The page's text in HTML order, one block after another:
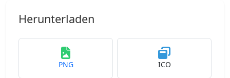
Herunterladen
PNG ICO